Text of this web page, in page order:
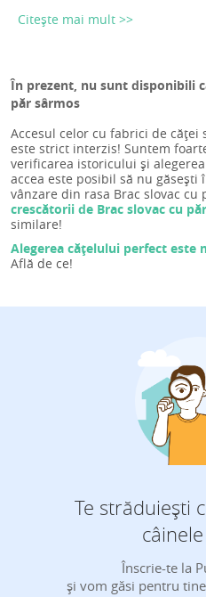
Citește mai mult >>
În prezent, nu sunt disponibili
păr sârmos
Accesul celor cu fabrici de
este strict interzis! Suntem
verificarea istoricului și
accea este posibil să nu găsești
vânzare din rasa Brac slovac cu
crescătorii de Brac slovac cu
similare!
Alegerea cățelului perfect este
Află de ce!
Te străduiești
Înscrie-te la
și vom găsi pentru